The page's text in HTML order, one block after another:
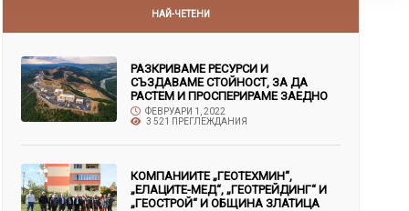
НАЙ-ЧЕТЕНИ
РАЗКРИВАМЕ РЕСУРСИ И
СЪЗДАВАМЕ СТОЙНОСТ, ЗА ДА
РАСТЕМ И ПРОСПЕРИРАМЕ ЗАЕДНО
ФЕВРУАРИ 1, 2022
3 521 ПРЕГЛЕЖДАНИЯ
КОМПАНИИТЕ „ГЕОТЕХМИН“,
„ЕЛАЦИТЕ-МЕД“, „ГЕОТРЕЙДИНГ“ И
„ГЕОСТРОЙ“ И ОБЩИНА ЗЛАТИЦА